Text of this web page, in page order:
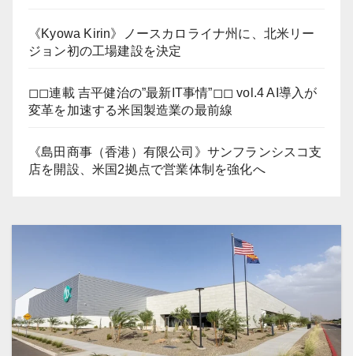
《Kyowa Kirin》ノースカロライナ州に、北米リー
ジョン初の工場建設を決定
◻︎◻︎連載 吉平健治の”最新IT事情”◻︎◻︎ vol.4 AI導入が
変革を加速する米国製造業の最前線
《島田商事（香港）有限公司》サンフランシスコ支
店を開設、米国2拠点で営業体制を強化へ